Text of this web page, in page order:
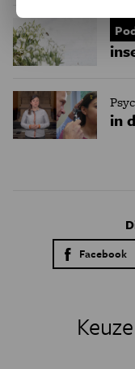
in
Facebook